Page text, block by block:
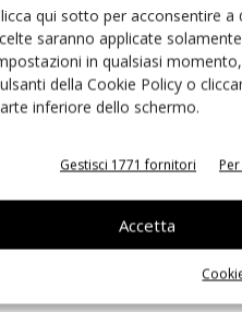
qui sotto per acconsentire
saranno applicate
in qualsiasi
della Cookie Policy o
inferiore dello schermo.
Gestisci 1771 fornitori
Accetta
il mercato fresco e quarta
rimanere sempre informato
cancro cavolfiori cavoli
sementi